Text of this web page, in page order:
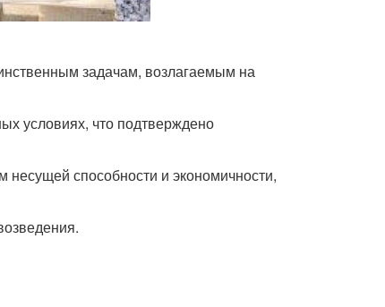
задачам, возлагаемым на
условиях, что подтверждено
способности и экономичности,